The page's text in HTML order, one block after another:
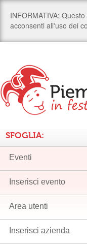
SFOGLIA:
Eventi
Inserisci evento
Area utenti
Inserisci azienda